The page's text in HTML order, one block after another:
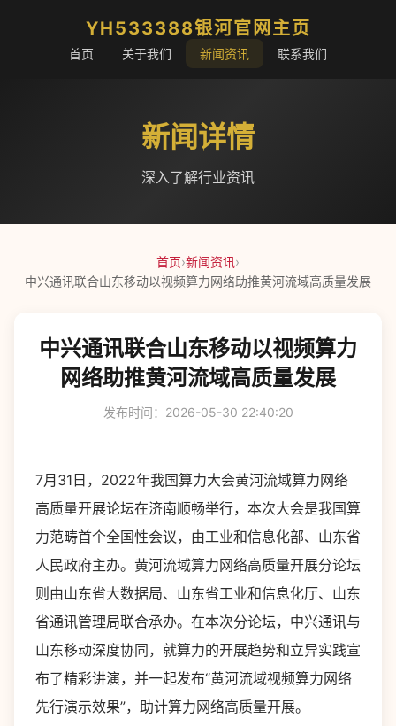
YH533388银河官网主页
首页 关于我们 新闻资讯 联系我们
新闻详情
深入了解行业资讯
首页›新闻资讯›
中兴通讯联合山东移动以视频算力网络助推黄河流域高质量发展
中兴通讯联合山东移动以视频算力
网络助推黄河流域高质量发展
发布时间：2026-05-30 22:40:20
7月31日，2022年我国算力大会黄河流域算力网络
高质量开展论坛在济南顺畅举行，本次大会是我国算
力范畴首个全国性会议，由工业和信息化部、山东省
人民政府主办。黄河流域算力网络高质量开展分论坛
则由山东省大数据局、山东省工业和信息化厅、山东
省通讯管理局联合承办。在本次分论坛，中兴通讯与
山东移动深度协同，就算力的开展趋势和立异实践宣
布了精彩讲演，并一起发布“黄河流域视频算力网络
先行演示效果”，助计算力网络高质量开展。